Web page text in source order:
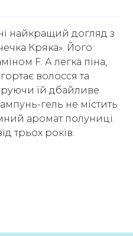
найкращий догляд з
Кряка». Його
F. А легка піна,
волосся та
їй дбайливе
гель не містить
аромат полуниці.
трьох років.